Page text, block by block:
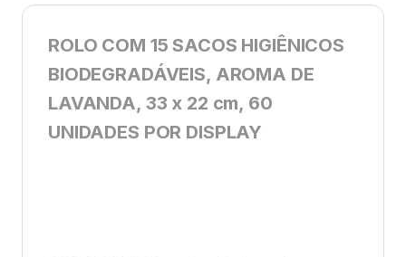
ROLO COM 15 SACOS HIGIÊNICOS
BIODEGRADÁVEIS, AROMA DE
LAVANDA, 33 x 22 cm, 60
UNIDADES POR DISPLAY